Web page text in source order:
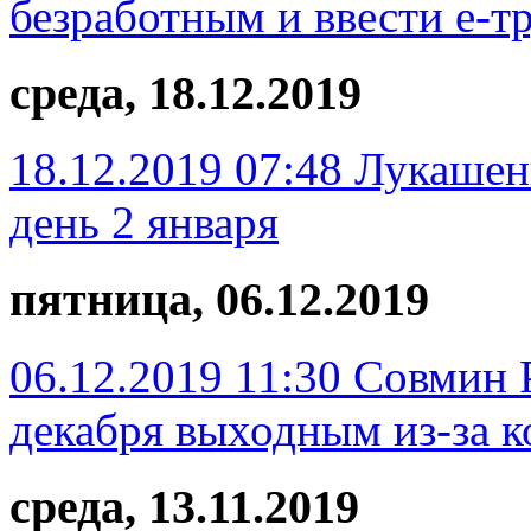
безработным и ввести e-
среда, 18.12.2019
18.12.2019 07:48
день 2 января
пятница, 06.12.2019
06.12.2019 11:30 Совмин
декабря выходным из-за
среда, 13.11.2019